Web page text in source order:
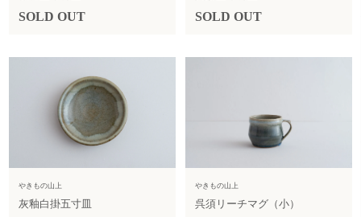
SOLD OUT SOLD OUT
やきもの山上
灰釉白掛五寸皿
やきもの山上
呉須リーチマグ（小）